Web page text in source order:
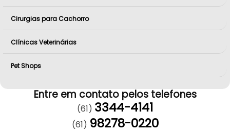
Cirurgias para Cachorro
Clínicas Veterinárias
Pet Shops
Entre em contato pelos telefones
(61) 3344-4141
(61) 98278-0220